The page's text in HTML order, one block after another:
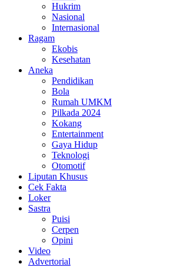
Hukrim
Nasional
Internasional
Ragam
Ekobis
Kesehatan
Aneka
Pendidikan
Bola
Rumah UMKM
Pilkada 2024
Kokang
Entertainment
Gaya Hidup
Teknologi
Otomotif
Liputan Khusus
Cek Fakta
Loker
Sastra
Puisi
Cerpen
Opini
Video
Advertorial